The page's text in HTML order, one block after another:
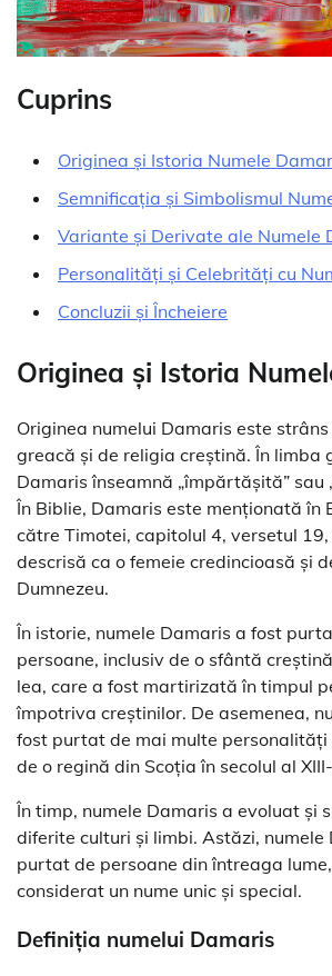
Cuprins
Originea și Istoria Numele
Semnificația și Simbolismul
Variante și Derivate ale Numele
Personalități și Celebrități cu
Concluzii și Încheiere
Originea și Istoria
Originea numelui Damaris este
greacă și de religia creștină. În limba
Damaris înseamnă „împărtășită” sau
În Biblie, Damaris este menționată în
către Timotei, capitolul 4, versetul 19,
descrisă ca o femeie credincioasă și
Dumnezeu.
În istorie, numele Damaris a fost
persoane, inclusiv de o sfântă
lea, care a fost martirizată în timpul
împotriva creștinilor. De asemenea,
fost purtat de mai multe personalități
de o regină din Scoția în secolul al
În timp, numele Damaris a evoluat și
diferite culturi și limbi. Astăzi, numele
purtat de persoane din întreaga
considerat un nume unic și special.
Definiția numelui Damaris